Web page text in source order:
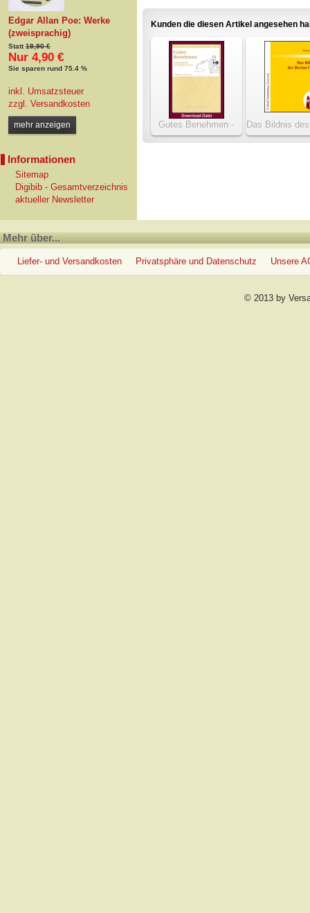
Edgar Allan Poe: Werke
(zweisprachig)
Statt19,90 €
Nur 4,90 €
Sie sparen rund 75.4 %
inkl. Umsatzsteuer
zzgl. Versandkosten
mehr anzeigen
Informationen
Sitemap
Digibib - Gesamtverzeichnis
aktueller Newsletter
in die Weltweisheit
Kunden die diesen Artikel angesehen
Gutes Benehmen -
Anstandsbücher von
Das Bildnis
Gray
Mehr über...
Liefer- und Versandkosten Privatsphäre und Datenschutz Unsere
© 2013 by